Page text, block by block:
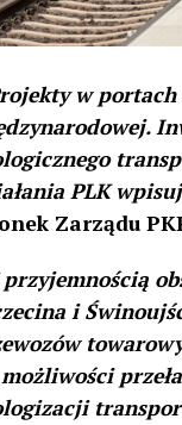
w portach
PLK
Zarządu
i